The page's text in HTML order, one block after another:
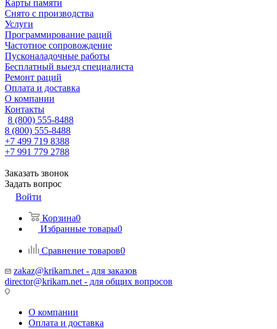
Карты памяти
Снято с производства
Услуги
Программирование раций
Частотное сопровождение
Пусконаладочные работы
Бесплатный выезд специалиста
Ремонт раций
Оплата и доставка
О компании
Контакты
8 (800) 555-8488
8 (800) 555-8488
+7 499 719 8388
+7 991 779 2788
Заказать звонок
Задать вопрос
Войти
Корзина0
Избранные товары0
Сравнение товаров0
zakaz@krikam.net - для заказов
director@krikam.net - для общих вопросов
О компании
Оплата и доставка